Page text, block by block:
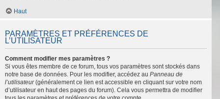
Haut
PARAMÈTRES ET PRÉFÉRENCES DE
L’UTILISATEUR
Comment modifier mes paramètres ?
Si vous êtes membre de ce forum, tous vos paramètres sont stockés dans
notre base de données. Pour les modifier, accédez au Panneau de
l’utilisateur(généralement ce lien est accessible en cliquant sur votre nom
d’utilisateur en haut des pages du forum). Cela vous permettra de modifier